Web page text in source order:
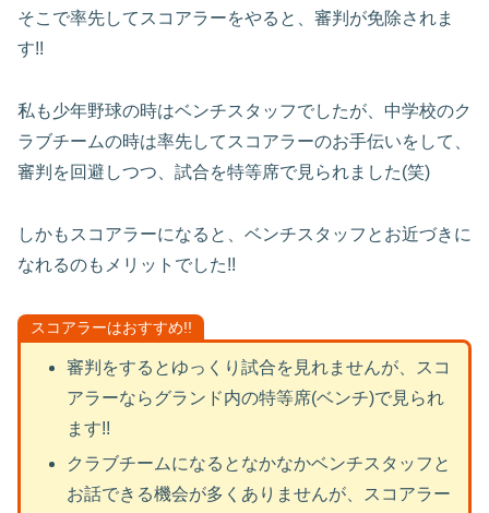
そこで率先してスコアラーをやると、審判が免除されま
す!!
私も少年野球の時はベンチスタッフでしたが、中学校のク
ラブチームの時は率先してスコアラーのお手伝いをして、
審判を回避しつつ、試合を特等席で見られました(笑)
しかもスコアラーになると、ベンチスタッフとお近づきに
なれるのもメリットでした!!
スコアラーはおすすめ!!
審判をするとゆっくり試合を見れませんが、スコ
アラーならグランド内の特等席(ベンチ)で見られ
ます!!
クラブチームになるとなかなかベンチスタッフと
お話できる機会が多くありませんが、スコアラー